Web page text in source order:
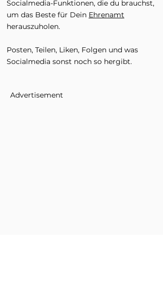
Socialmedia-Funktionen, die du brauchst,
um das Beste für Dein Ehrenamt
herauszuholen.
Posten, Teilen, Liken, Folgen und was
Socialmedia sonst noch so hergibt.
Advertisement